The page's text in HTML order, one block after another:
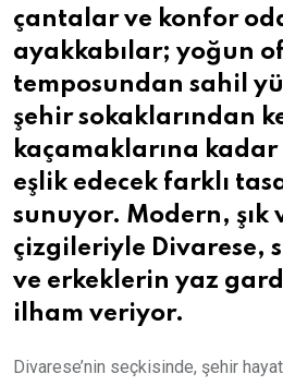
çantalar ve konfor
ayakkabılar; yoğun
temposundan sahil
şehir sokaklarından
kaçamaklarına kadar
eşlik edecek farklı
sunuyor. Modern, şık
çizgileriyle Divarese,
ve erkeklerin yaz
ilham veriyor.
Divarese’nin seçkisinde, şehir